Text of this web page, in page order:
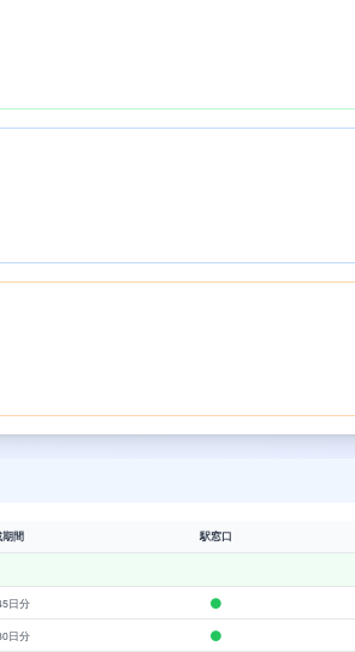
間 駅窓口
日分
日分